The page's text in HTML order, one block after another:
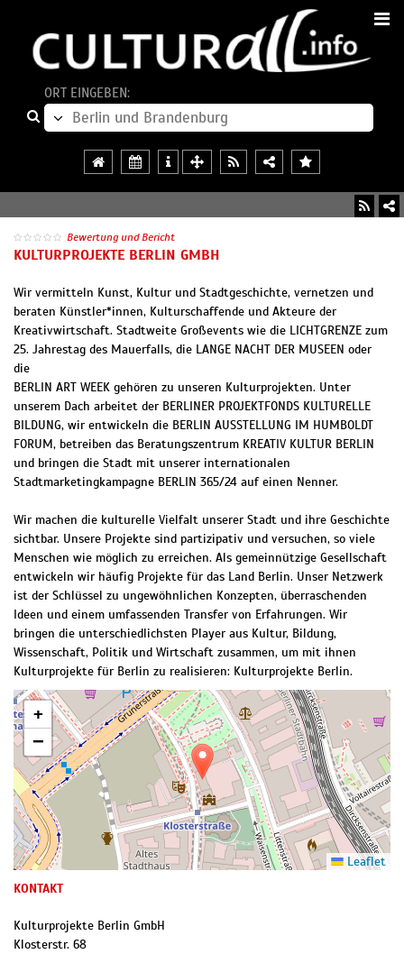
ORT EINGEBEN:
Bewertung und Bericht
KULTURPROJEKTE BERLIN GMBH
Wir vermitteln Kunst, Kultur und Stadtgeschichte, vernetzen und
beraten Künstler*innen, Kulturschaffende und Akteure der
Kreativwirtschaft. Stadtweite Großevents wie die LICHTGRENZE zum
25. Jahrestag des Mauerfalls, die LANGE NACHT DER MUSEEN oder
die
BERLIN ART WEEK gehören zu unseren Kulturprojekten. Unter
unserem Dach arbeitet der BERLINER PROJEKTFONDS KULTURELLE
BILDUNG, wir entwickeln die BERLIN AUSSTELLUNG IM HUMBOLDT
FORUM, betreiben das Beratungszentrum KREATIV KULTUR BERLIN
und bringen die Stadt mit unserer internationalen
Stadtmarketingkampagne BERLIN 365/24 auf einen Nenner.
Wir machen die kulturelle Vielfalt unserer Stadt und ihre Geschichte
sichtbar. Unsere Projekte sind partizipativ und versuchen, so viele
Menschen wie möglich zu erreichen. Als gemeinnützige Gesellschaft
entwickeln wir häufig Projekte für das Land Berlin. Unser Netzwerk
ist der Schlüssel zu ungewöhnlichen Konzepten, überraschenden
Ideen und einem umfassenden Transfer von Erfahrungen. Wir
bringen die unterschiedlichsten Player aus Kultur, Bildung,
Wissenschaft, Politik und Wirtschaft zusammen, um mit ihnen
Kulturprojekte für Berlin zu realisieren: Kulturprojekte Berlin.
+
−
Leaflet
KONTAKT
Kulturprojekte Berlin GmbH
Klosterstr. 68